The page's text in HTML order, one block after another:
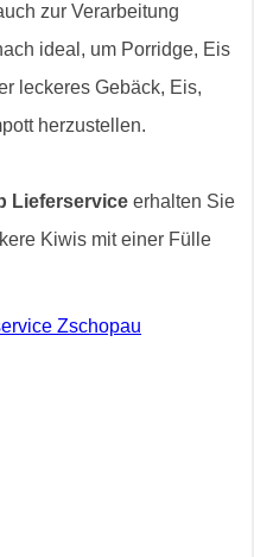
zur Verarbeitung
ideal, um Porridge, Eis
leckeres Gebäck, Eis,
herzustellen.
Lieferservice erhalten Sie
Kiwis mit einer Fülle
Zschopau